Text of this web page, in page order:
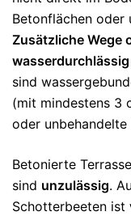
Betonflächen oder
Zusätzliche Wege
sind
(mit mindestens 3
oder unbehandelte
Betonierte
sind unzulässig.
Schotterbeeten ist